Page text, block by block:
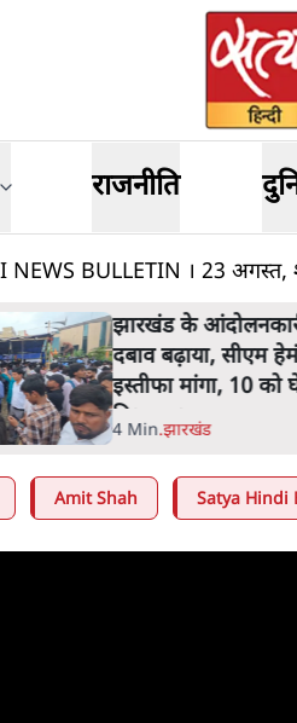
राजनीति
NEWS BULLETIN । 23
छात्रों ने
हेमंत सोरेन का
घेरेंगे
Amit Shah Satya Hindi